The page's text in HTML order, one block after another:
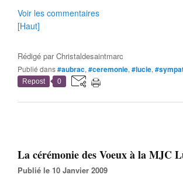
Voir les commentaires
[Haut]
Rédigé parChristaldesaintmarc
Publié dans#aubrac, #ceremonie, #lucie,
Repost 0
La cérémonie des Voeux à la MJC
Publié le 10 Janvier 2009